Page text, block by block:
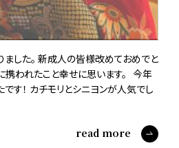
した。 新成人の皆様改めておめでと
携われたこと幸せに思います。 今年
す！ カチモリとシニヨンが人気でし
read more